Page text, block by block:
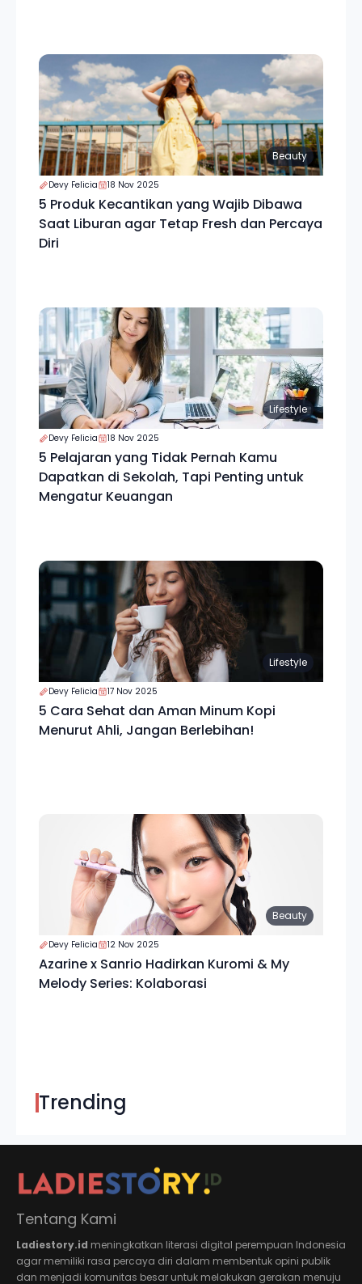
Beauty
Devy Felicia 18 Nov 2025
5 Produk Kecantikan yang Wajib Dibawa
Saat Liburan agar Tetap Fresh dan Percaya
Diri
Lifestyle
Devy Felicia 18 Nov 2025
5 Pelajaran yang Tidak Pernah Kamu
Dapatkan di Sekolah, Tapi Penting untuk
Mengatur Keuangan
Lifestyle
Devy Felicia 17 Nov 2025
5 Cara Sehat dan Aman Minum Kopi
Menurut Ahli, Jangan Berlebihan!
Beauty
Devy Felicia 12 Nov 2025
Azarine x Sanrio Hadirkan Kuromi & My
Melody Series: Kolaborasi
Trending
Tentang Kami
Ladiestory.id meningkatkan literasi digital perempuan Indonesia
agar memiliki rasa percaya diri dalam membentuk opini publik
dan menjadi komunitas besar untuk melakukan gerakan menuju